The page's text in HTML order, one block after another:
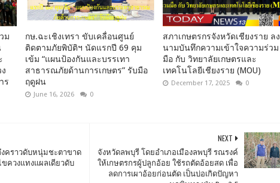
ม
ร
กษ.ฉะเชิงเทรา ขับเคลื่อนศูนย์
ติดตามภัยพิบัติฯ นัดแรกปี 69 คุม
เข้ม “แผนป้องกันและบรรเทา
สาธารณภัยด้านการเกษตร” รับมือ
ฤดูฝน
June 16, 2026 0
สภาเกษตรกรจังหวัดเชียงราย ลง
นามบันทึกความเข้าใจความร่วม
มือ กับ วิทยาลัยเกษตรและ
เทคโนโลยีเชียงราย (MOU)
December 17, 2025 0
NEXT
จังหวัดลพบุรี โดยอำเภอเมืองลพบุรี รณรงค์
ให้เกษตรกรผู้ปลูกอ้อย ใช้รถตัดอ้อยสด เพื่อ
ลดการเผาอ้อยก่อนตัด เป็นบ่อเกิดปัญหา
งคราวดับหนุ่มชะตาขาด
ควงแทงแผลเดียวดับ